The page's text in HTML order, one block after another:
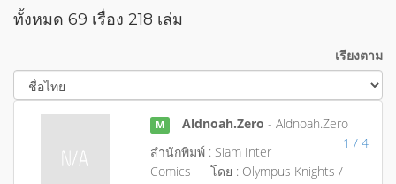
ทั้งหมด 69 เรื่อง 218 เล่ม
เรียงตาม
M Aldnoah.Zero - Aldnoah.Zero
1 / 4
สำนักพิมพ์ : Siam Inter
Comics
โดย : Olympus Knights /